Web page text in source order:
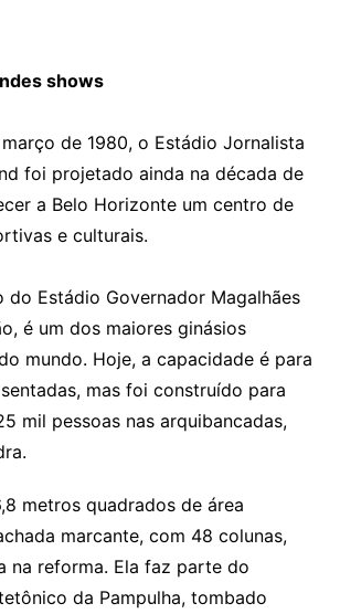
shows
de 1980, o Estádio Jornalista
foi projetado ainda na década de
a Belo Horizonte um centro de
e culturais.
do Estádio Governador Magalhães
é um dos maiores ginásios
mundo. Hoje, a capacidade é para
sentadas, mas foi construído para
mil pessoas nas arquibancadas,
metros quadrados de área
marcante, com 48 colunas,
na reforma. Ela faz parte do
da Pampulha, tombado